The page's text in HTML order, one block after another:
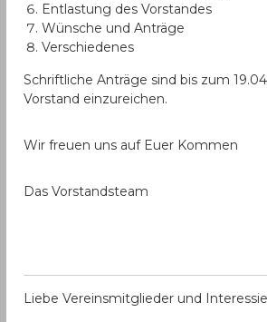
Entlastung des Vorstandes
Wünsche und Anträge
Verschiedenes
Schriftliche Anträge sind bis zum
Vorstand einzureichen.
Wir freuen uns auf Euer Kommen
Das Vorstandsteam
Liebe Vereinsmitglieder und